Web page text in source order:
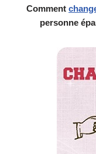
Comment
personne